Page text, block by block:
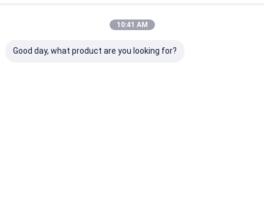
8 ช่องสัญญาณ WDM Muux Demux
1U CWDM DWDM
10:41 AM
Good day, what product are you looking for?